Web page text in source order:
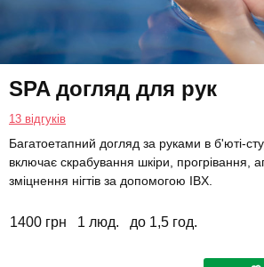
SPA догляд для рук
13 відгуків
Багатоетапний догляд за руками в б'юті-
включає скрабування шкіри, прогрівання,
зміцнення нігтів за допомогою IBX.
1400 грн 1 люд. до 1,5 год.